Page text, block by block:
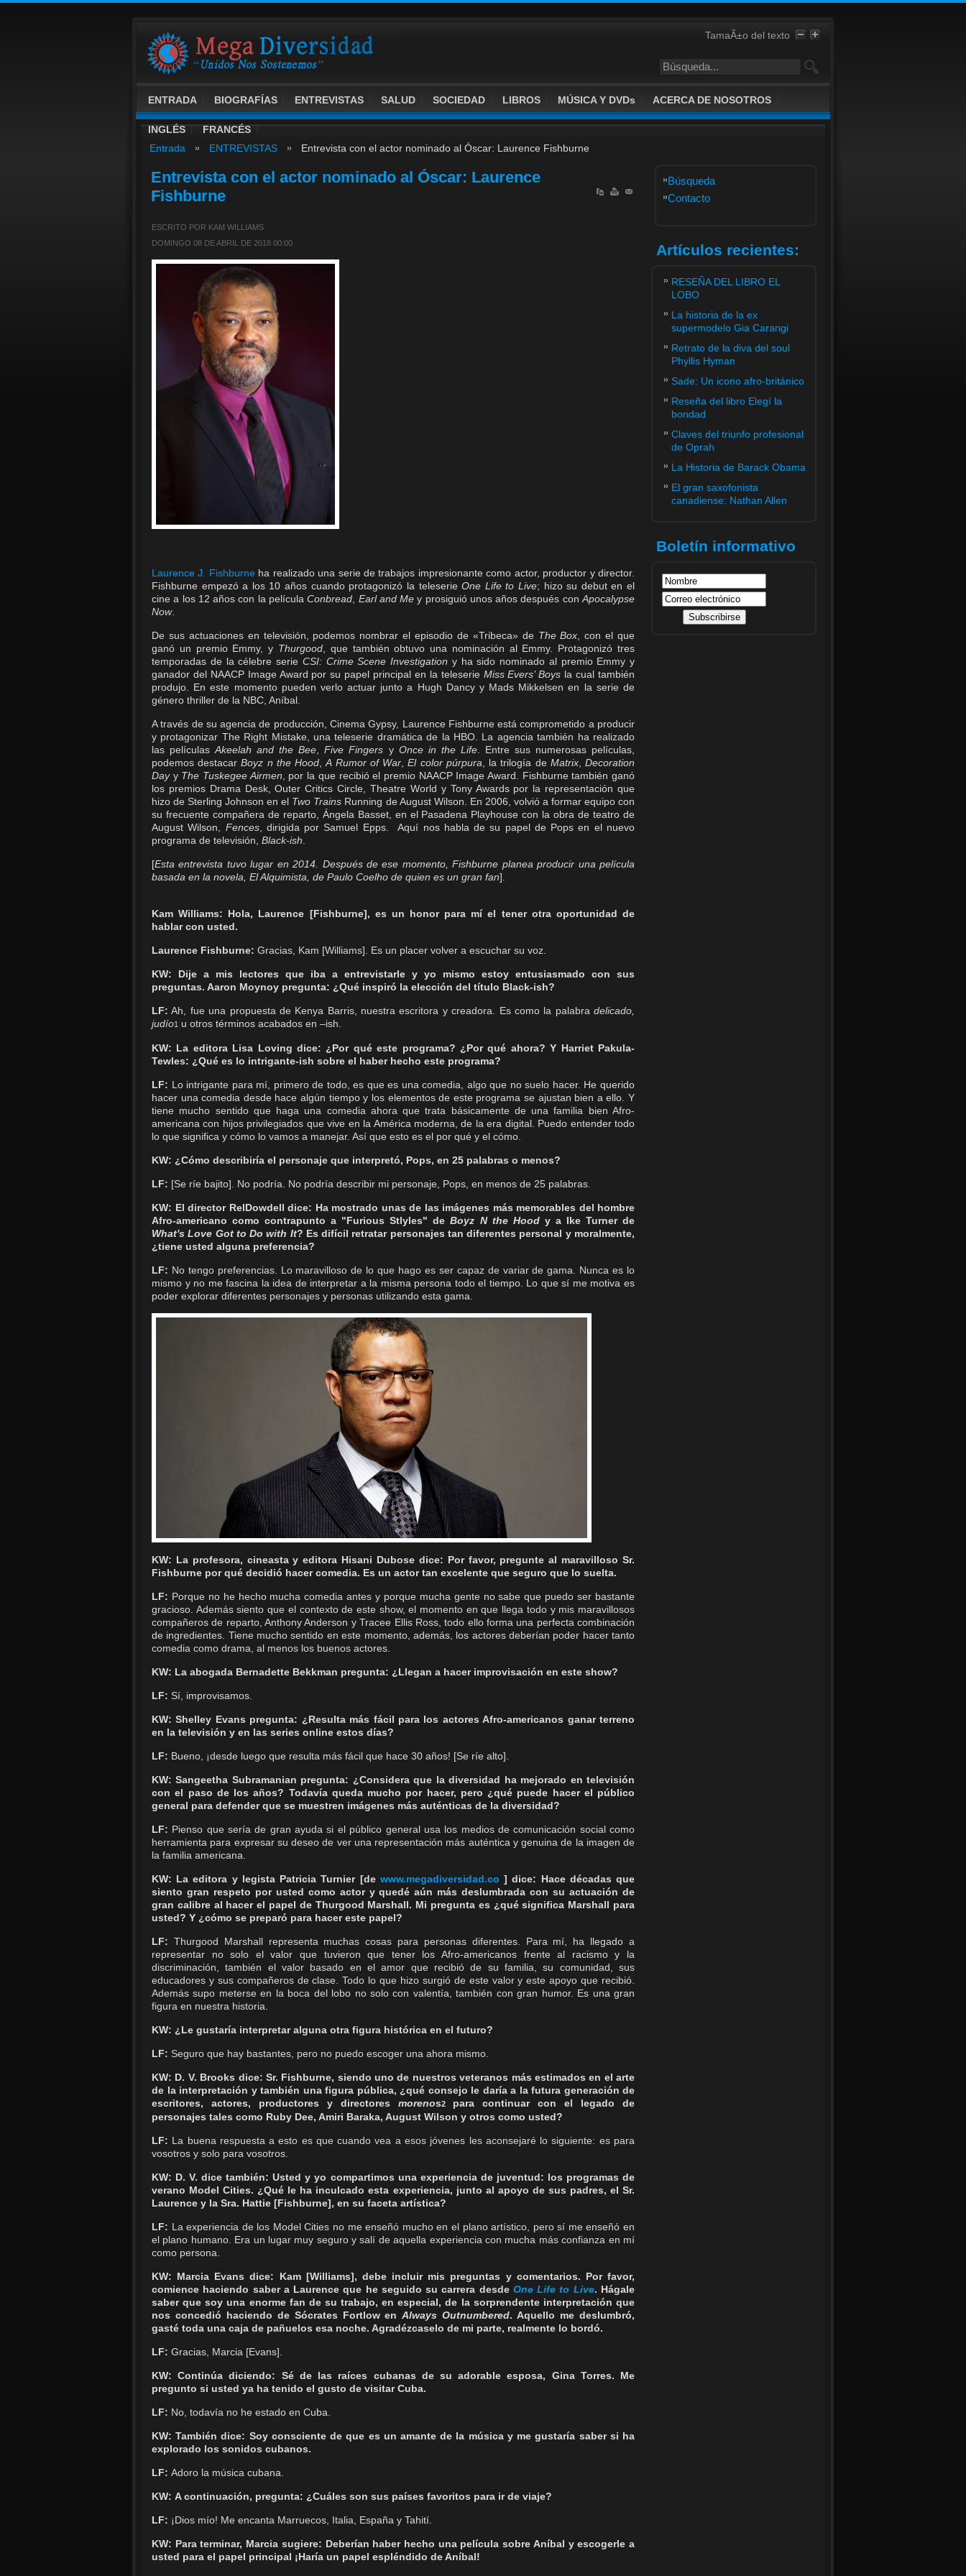
TamaÃ±o del texto
ENTRADA BIOGRAFÍAS ENTREVISTAS SALUD SOCIEDAD LIBROS MÚSICA Y DVDs ACERCA DE NOSOTROS
INGLÉS FRANCÉS
Búsqueda
Contacto
Artículos recientes:
RESEÑA DEL LIBRO EL
LOBO
La historia de la ex
supermodelo Gia Carangi
Retrato de la diva del soul
Phyllis Hyman
Sade: Un icono afro-británico
Reseña del libro Elegí la
bondad
Claves del triunfo profesional
de Oprah
La Historia de Barack Obama
El gran saxofonista
canadiense: Nathan Allen
Boletín informativo
Entrada ENTREVISTAS Entrevista con el actor nominado al Óscar: Laurence Fishburne
Entrevista con el actor nominado al Óscar: Laurence
Fishburne
ESCRITO POR KAM WILLIAMS
DOMINGO 08 DE ABRIL DE 2018 00:00
Laurence J. Fishburneha realizado una serie de trabajos impresionante como actor, productor y director.
Fishburne empezó a los 10 años cuando protagonizó la teleserieOne Life to Live; hizo su debut en el
cine a los 12 años con la películaConbread Earl and Me y prosiguió unos años después conApocalypse
Now.
De sus actuaciones en televisión, podemos nombrar el episodio de «Tribeca» de The Box , con el que
ganó un premio Emmy, y Thurgood, que también obtuvo una nominación al Emmy. Protagonizó tres
temporadas de la célebre serie CSI: Crime Scene Investigation y ha sido nominado al premio Emmy y
ganador del NAACP Image Award por su papel principal en la teleserie Miss Evers’ Boys la cual también
produjo. En este momento pueden verlo actuar junto a Hugh Dancy y Mads Mikkelsen en la serie de
género thriller de la NBC, Aníbal.
A través de su agencia de producción, Cinema Gypsy, Laurence Fishburne está comprometido a producir
y protagonizar The Right Mistake, una teleserie dramática de la HBO. La agencia también ha realizado
las películasAkeelah and the Bee ,Five Fingers y Once in the Life. Entre sus numerosas películas,
podemos destacarBoyz n the Hood ,A Rumor of War ,El color púrpura , la trilogía de Matrix,Decoration
Dayy The Tuskegee Airmen , por la que recibió el premio NAACP Image Award. Fishburne también ganó
los premios Drama Desk, Outer Critics Circle, Theatre World y Tony Awards por la representación que
hizo de Sterling Johnson en el Two Trains Running de August Wilson. En 2006, volvió a formar equipo con
su frecuente compañera de reparto, Ángela Basset, en el Pasadena Playhouse con la obra de teatro de
August Wilson,
Fences, dirigida por Samuel Epps.Aquí nos habla de su papel de Pops en el nuevo
programa de televisión, Black-ish
[Esta entrevista tuvo lugar en 2014. Después de ese momento, Fishburne planea producir una película
basada en la novela, El Alquimista, de Paulo Coelho de quien es un gran fan]
Kam Williams: Hola, Laurence [Fishburne], es un honor para mí el tener otra oportunidad de
hablar con usted.
Laurence Fishburne: Gracias, Kam [Williams]. Es un placer volver a escuchar su voz.
KW: Dije a mis lectores que iba a entrevistarle y yo mismo estoy entusiasmado con sus
preguntas. Aaron Moynoy pregunta: ¿Qué inspiró la elección del título Black-ish?
LF: Ah, fue una propuesta de Kenya Barris, nuestra escritora y creadora. Es como la palabra delicado,
judío1 u otros términos acabados en –ish.
KW: La editora Lisa Loving dice: ¿Por qué este programa? ¿Por qué ahora? Y Harriet Pakula-
Tewles: ¿Qué es lo intrigante-ish sobre el haber hecho este programa?
LF: Lo intrigante para mí, primero de todo, es que es una comedia, algo que no suelo hacer. He querido
hacer una comedia desde hace algún tiempo y los elementos de este programa se ajustan bien a ello. Y
tiene mucho sentido que haga una comedia ahora que trata básicamente de una familia bien Afro-
americana con hijos privilegiados que vive en la América moderna, de la era digital. Puedo entender todo
lo que significa y cómo lo vamos a manejar. Así que esto es el por qué y el cómo.
KW: ¿Cómo describiría el personaje que interpretó, Pops, en 25 palabras o menos?
LF: [Se ríe bajito]. No podría. No podría describir mi personaje, Pops, en menos de 25 palabras.
KW: El director RelDowdell dice: Ha mostrado unas de las imágenes más memorables del hombre
Afro-americano como contrapunto a "Furious Stlyles" deBoyz N the Hoody a Ike Turner de
What's Love Got to Do with It? Es difícil retratar personajes tan diferentes personal y moralmente,
¿tiene usted alguna preferencia?
LF: No tengo preferencias. Lo maravilloso de lo que hago es ser capaz de variar de gama. Nunca es lo
mismo y no me fascina la idea de interpretar a la misma persona todo el tiempo. Lo que sí me motiva es
poder explorar diferentes personajes y personas utilizando esta gama.
KW: La profesora, cineasta y editora Hisani Dubose dice: Por favor, pregunte al maravilloso Sr.
Fishburne por qué decidió hacer comedia. Es un actor tan excelente que seguro que lo suelta.
LF: Porque no he hecho mucha comedia antes y porque mucha gente no sabe que puedo ser bastante
gracioso. Además siento que el contexto de este show, el momento en que llega todo y mis maravillosos
compañeros de reparto, Anthony Anderson y Tracee Ellis Ross, todo ello forma una perfecta combinación
de ingredientes. Tiene mucho sentido en este momento, además, los actores deberían poder hacer tanto
comedia como drama, al menos los buenos actores.
KW: La abogada Bernadette Bekkman pregunta: ¿Llegan a hacer improvisación en este show?
LF: Sí, improvisamos.
KW: Shelley Evans pregunta: ¿Resulta más fácil para los actores Afro-americanos ganar terreno
en la televisión y en las series online estos días?
LF: Bueno, ¡desde luego que resulta más fácil que hace 30 años! [Se ríe alto].
KW: Sangeetha Subramanian pregunta: ¿Considera que la diversidad ha mejorado en televisión
con el paso de los años? Todavía queda mucho por hacer, pero ¿qué puede hacer el público
general para defender que se muestren imágenes más auténticas de la diversidad?
LF: Pienso que sería de gran ayuda si el público general usa los medios de comunicación social como
herramienta para expresar su deseo de ver una representación más auténtica y genuina de la imagen de
la familia americana.
KW: La editora y legista Patricia Turnier [de www.megadiversidad.co ] dice: Hace décadas que
siento gran respeto por usted como actor y quedé aún más deslumbrada con su actuación de
gran calibre al hacer el papel de Thurgood Marshall. Mi pregunta es ¿qué significa Marshall para
usted? Y ¿cómo se preparó para hacer este papel?
LF: Thurgood Marshall representa muchas cosas para personas diferentes. Para mí, ha llegado a
representar no solo el valor que tuvieron que tener los Afro-americanos frente al racismo y la
discriminación, también el valor basado en el amor que recibió de su familia, su comunidad, sus
educadores y sus compañeros de clase. Todo lo que hizo surgió de este valor y este apoyo que recibió.
Además supo meterse en la boca del lobo no solo con valentía, también con gran humor. Es una gran
figura en nuestra historia.
KW: ¿Le gustaría interpretar alguna otra figura histórica en el futuro?
LF: Seguro que hay bastantes, pero no puedo escoger una ahora mismo.
KW: D. V. Brooks dice: Sr. Fishburne, siendo uno de nuestros veteranos más estimados en el arte
de la interpretación y también una figura pública, ¿qué consejo le daría a la futura generación de
escritores, actores, productores y directores morenos2para continuar con el legado de
personajes tales como Ruby Dee, Amiri Baraka, August Wilson y otros como usted?
LF: La buena respuesta a esto es que cuando vea a esos jóvenes les aconsejaré lo siguiente: es para
vosotros y solo para vosotros.
KW: D. V. dice también: Usted y yo compartimos una experiencia de juventud: los programas de
verano Model Cities. ¿Qué le ha inculcado esta experiencia, junto al apoyo de sus padres, el Sr.
Laurence y la Sra. Hattie [Fishburne], en su faceta artística?
LF: La experiencia de los Model Cities no me enseñó mucho en el plano artístico, pero sí me enseñó en
el plano humano. Era un lugar muy seguro y salí de aquella experiencia con mucha más confianza en mí
como persona.
KW: Marcia Evans dice: Kam [Williams], debe incluir mis preguntas y comentarios. Por favor,
comience haciendo saber a Laurence que he seguido su carrera desde One Life to Live. Hágale
saber que soy una enorme fan de su trabajo, en especial, de la sorprendente interpretación que
nos concedió haciendo de Sócrates Fortlow enAlways Outnumbered. Aquello me deslumbró,
gasté toda una caja de pañuelos esa noche. Agradézcaselo de mi parte, realmente lo bordó.
LF: Gracias, Marcia [Evans].
KW: Continúa diciendo: Sé de las raíces cubanas de su adorable esposa, Gina Torres. Me
pregunto si usted ya ha tenido el gusto de visitar Cuba.
LF: No, todavía no he estado en Cuba.
KW: También dice: Soy consciente de que es un amante de la música y me gustaría saber si ha
explorado los sonidos cubanos.
LF: Adoro la música cubana.
KW: A continuación, pregunta: ¿Cuáles son sus países favoritos para ir de viaje?
LF: ¡Dios mío! Me encanta Marruecos, Italia, España y Tahití.
KW: Para terminar, Marcia sugiere: Deberían haber hecho una película sobre Aníbal y escogerle a
usted para el papel principal ¡Haría un papel espléndido de Aníbal!